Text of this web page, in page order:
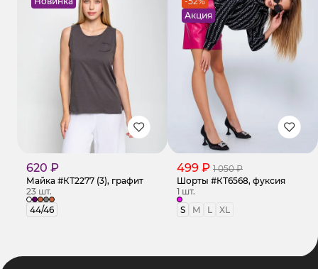
620 ₽
Майка #КТ2277 (3), графит
23 шт.
44/46
Акция
499 ₽ 1 050 ₽
Шорты #КТ6568, фуксия
1 шт.
S
M L XL